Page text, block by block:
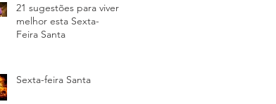
21 sugestões para viver
melhor esta Sexta-
Feira Santa
Sexta-feira Santa